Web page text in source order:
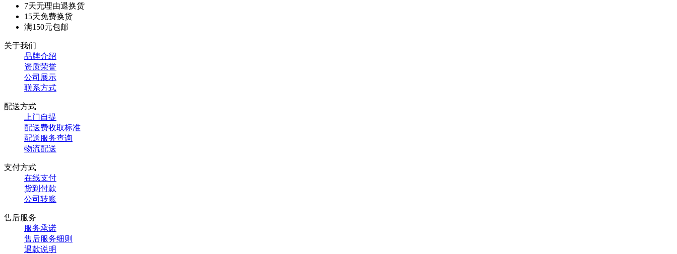
7天无理由退换货
15天免费换货
满150元包邮
关于我们
品牌介绍
资质荣誉
公司展示
联系方式
配送方式
上门自提
配送费收取标准
配送服务查询
物流配送
支付方式
在线支付
货到付款
公司转账
售后服务
服务承诺
售后服务细则
退款说明